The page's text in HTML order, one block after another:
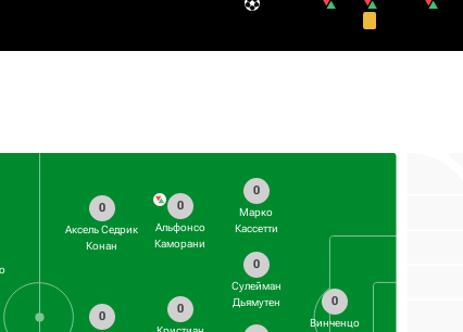
0
Винченцо
0
Марко
Кассетти
0
Сулейман
Дьямутен
0
Альфонсо
Каморани
0
0
Аксель Седрик
Конан
0